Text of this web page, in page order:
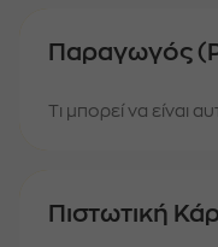
Παραγωγός
Τι μπορεί να είναι
Πιστωτική